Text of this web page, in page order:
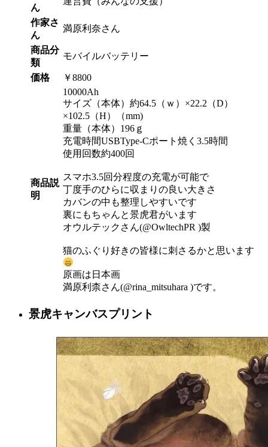
ん
作家さ
ん
満原利奈さん
商品分
類
モバイルバッテリー
価格 ￥8800
商品説
明
10000Ah
サイズ（本体）約64.5（ｗ）×22.2（D）
×102.5（H）（mm)
重量（本体）196ｇ
充電時間USBType-Cポート焼く3.5時間
使用回数約400回
スマホ3.5回分程度の充電が可能で
丁度手のひらに収まりの良い大きさ
カバンの中も整理しやすいです
裏にもちゃんと景虎君がいます
オウルテックさん(@OwltechPR )製
猫のふぐり好きの皆様に刺さるかと思います
原画は日本画
満原利柰さん(@rina_mitsuhara )です。
景虎キャンバスプリント